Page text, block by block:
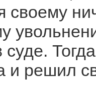
своему
суде.
и решил